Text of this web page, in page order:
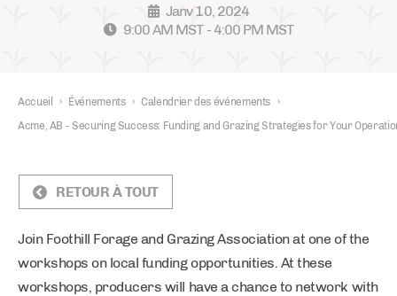
Janv 10, 2024
9:00 AM MST - 4:00 PM MST
Accueil › Événements › Calendrier des événements
›
Acme, AB - Securing Success: Funding and Grazing Strategies for Your
RETOUR À TOUT
Join Foothill Forage and Grazing Association at one of the
workshops on local funding opportunities. At these
workshops, producers will have a chance to network with